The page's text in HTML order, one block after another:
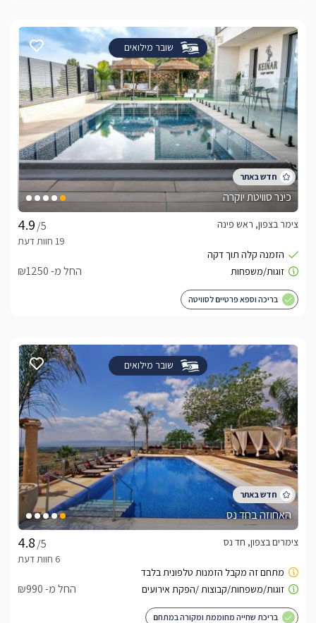
שובר מילואים
כינר סוויטת יוקרה
/5
צימר בצפון, ראש פינה
החל מ- ₪1250
בריכה וספא פרטיים לסוויטה
שובר מילואים
האחוזה בחד נס
/5
צימרים בצפון, חד נס
החל מ- ₪990
בריכת שחייה מחוממת ומקורה במתחם